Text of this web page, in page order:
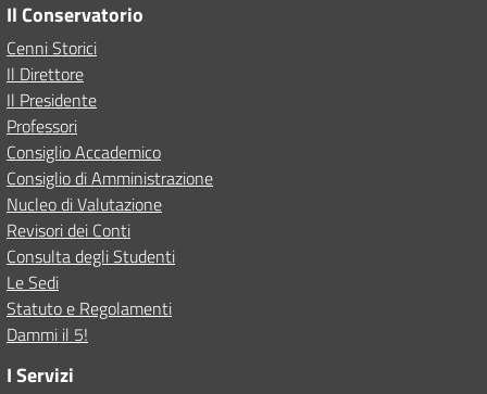
Il Conservatorio
Cenni Storici
Il Direttore
Il Presidente
Professori
Consiglio Accademico
Consiglio di Amministrazione
Nucleo di Valutazione
Revisori dei Conti
Consulta degli Studenti
Le Sedi
Statuto e Regolamenti
Dammi il 5!
I Servizi